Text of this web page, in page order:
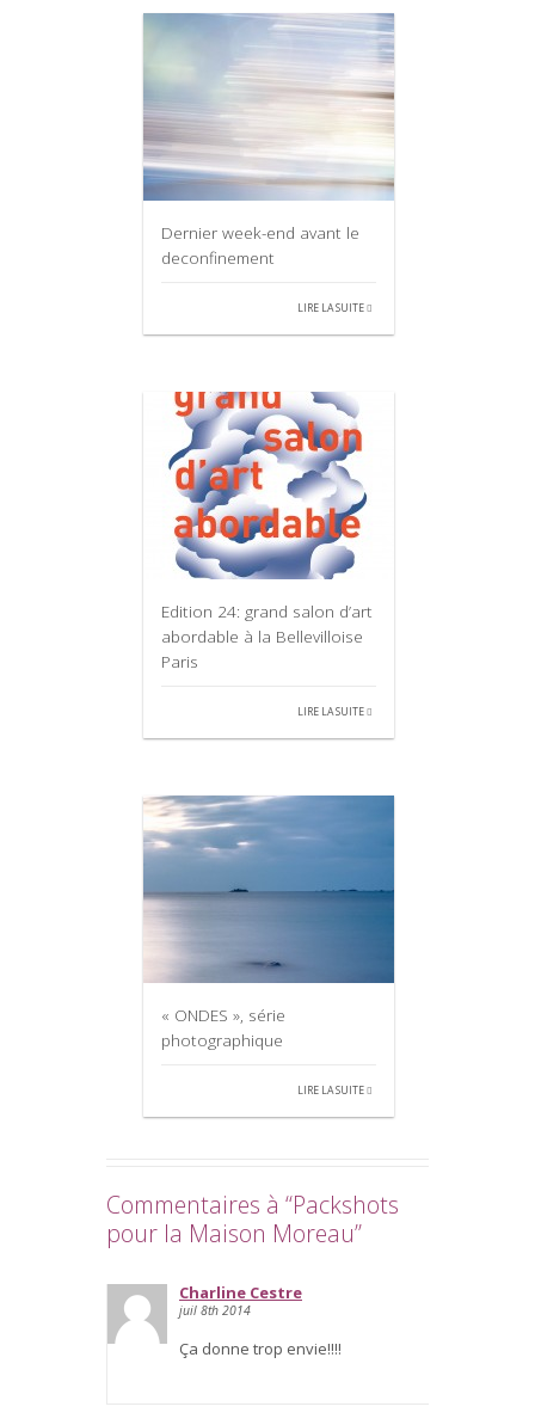
Dernier week-end avant le
deconfinement
LIRE LA SUITE
Edition 24: grand salon d’art
abordable à la Bellevilloise
Paris
LIRE LA SUITE
« ONDES », série
photographique
LIRE LA SUITE
Commentaires à “Packshots
pour la Maison Moreau”
Charline Cestre
juil 8th 2014
Ça donne trop envie!!!!